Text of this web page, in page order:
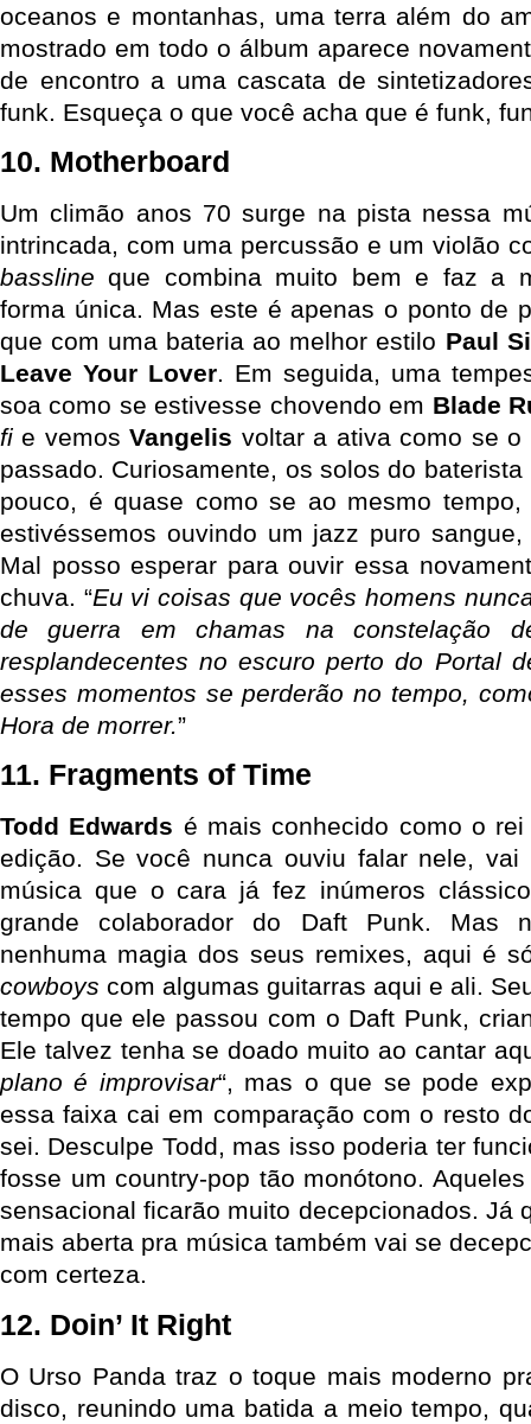
oceanos e montanhas, uma terra além do
mostrado em todo o álbum aparece
de encontro a uma cascata de
funk. Esqueça o que você acha que é funk,
10. Motherboard
Um climão anos 70 surge na pista nessa
intrincada, com uma percussão e um violão
bassline que combina muito bem e faz a
forma única. Mas este é apenas o ponto de
que com uma bateria ao melhor estilo Paul
Leave Your Lover. Em seguida, uma
soa como se estivesse chovendo em Blade
fi e vemosVangelis voltar a ativa como se
passado. Curiosamente, os solos do
pouco, é quase como se ao mesmo
estivéssemos ouvindo um jazz puro
Mal posso esperar para ouvir essa
chuva. “Eu vi coisas que vocês homens
de guerra em chamas na constelação
resplandecentes no escuro perto do Portal
esses momentos se perderão no tempo,
Hora de morrer.”
11. Fragments of Time
Todd Edwards é mais conhecido como o rei
edição. Se você nunca ouviu falar nele,
música que o cara já fez inúmeros
grande colaborador do Daft Punk. Mas
nenhuma magia dos seus remixes, aqui é
cowboys com algumas guitarras aqui e ali.
tempo que ele passou com o Daft Punk,
Ele talvez tenha se doado muito ao cantar
plano é improvisar“, mas o que se pode
essa faixa cai em comparação com o resto
sei. Desculpe Todd, mas isso poderia ter
fosse um country-pop tão monótono.
sensacional ficarão muito decepcionados. Já
mais aberta pra música também vai se
com certeza.
12. Doin’ It Right
O Urso Panda traz o toque mais moderno
disco, reunindo uma batida a meio tempo,